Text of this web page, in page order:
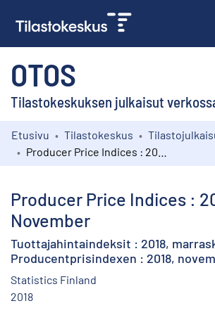
OTOS
Tilastokeskuksen julkaisut
Kokoelmat
Etusivu Tilastokeskus
Producer Price Indices :
November
Tuottajahintaindeksit : 2018,
Producentprisindexen : 2018,
Statistics Finland
2018